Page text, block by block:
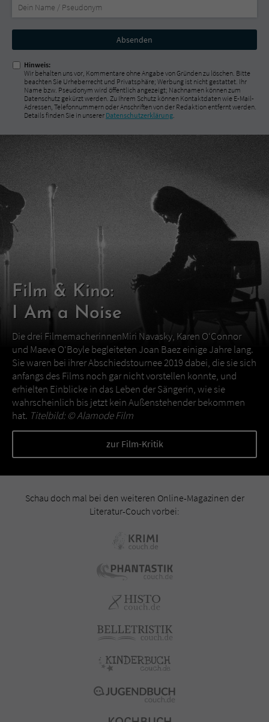
Nicht
ausfüllen!
Hinweis:
Wir behalten uns vor, Kommentare ohne Angabe von Gründen zu löschen. Bitte
beachten Sie Urheberrecht und Privatsphäre; Werbung ist nicht gestattet. Ihr
Name bzw. Pseudonym wird öffentlich angezeigt; Nachnamen können zum
Datenschutz gekürzt werden. Zu Ihrem Schutz können Kontaktdaten wie E-Mail-
Adressen, Telefonnummern oder Anschriften von der Redaktion entfernt werden.
Details finden Sie in unserer Datenschutzerklärung
Film & Kino:
I Am a Noise
Die drei FilmemacherinnenMiri Navasky, Karen O‘Connor
und Maeve O‘Boyle begleiteten Joan Baez einige Jahre lang.
Sie waren bei ihrer Abschiedstournee 2019 dabei, die sie sich
anfangs des Films noch gar nicht vorstellen konnte, und
erhielten Einblicke in das Leben der Sängerin, wie sie
wahrscheinlich bis jetzt kein Außenstehender bekommen
hat. Titelbild: ©Alamode Film
zur Film-Kritik
Schau doch mal bei den weiteren Online-Magazinen der
Literatur-Couch vorbei: